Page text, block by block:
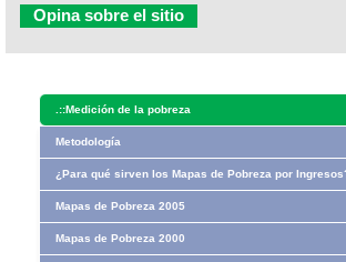
Opina sobre el sitio
.::Medición de la pobreza
Metodología
¿Para qué sirven los Mapas de Pobreza por
Mapas de Pobreza 2005
Mapas de Pobreza 2000